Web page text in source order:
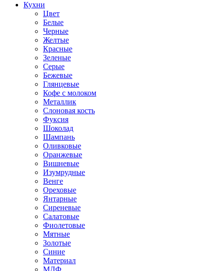
Кухни
Цвет
Белые
Черные
Желтые
Красные
Зеленые
Серые
Бежевые
Глянцевые
Кофе с молоком
Металлик
Слоновая кость
Фуксия
Шоколад
Шампань
Оливковые
Оранжевые
Вишневые
Изумрудные
Венге
Ореховые
Янтарные
Сиреневые
Салатовые
Фиолетовые
Мятные
Золотые
Синие
Материал
МДФ